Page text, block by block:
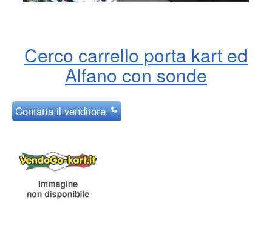
Cerco carrello porta kart ed
Alfano con sonde
Contattail venditore